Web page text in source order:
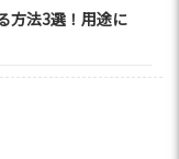
方法3選！用途に